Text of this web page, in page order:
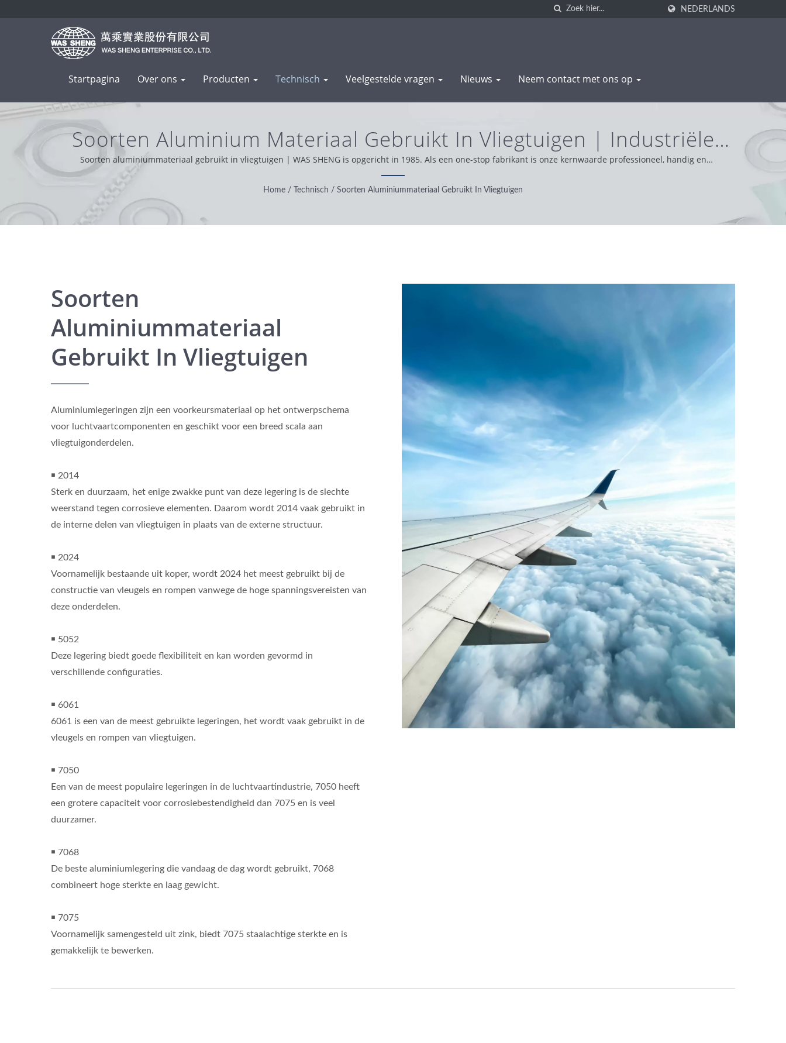
NEDERLANDS
Startpagina Over ons Producten Technisch Veelgestelde vragen Nieuws Neem contact met ons op
Soorten Aluminium Materiaal Gebruikt In Vliegtuigen | Industriële
Metaalcomponenten - Stempelen & Smeden Productie | WAS SHENG
Soorten aluminiummateriaal gebruikt in vliegtuigen | WAS SHENG is opgericht in 1985. Als een one-stop fabrikant is onze kernwaarde professioneel, handig en
probleemoplossend. Op basis van onze klantenondersteuning wereldwijd, werken we met integriteit, pragmatische en betrouwbare houding en bieden we de beste service
en producten.
Home / Technisch / Soorten Aluminiummateriaal Gebruikt In Vliegtuigen
Soorten
Aluminiummateriaal
Gebruikt In Vliegtuigen
Aluminiumlegeringen zijn een voorkeursmateriaal op het ontwerpschema
voor luchtvaartcomponenten en geschikt voor een breed scala aan
vliegtuigonderdelen.
￭ 2014
Sterk en duurzaam, het enige zwakke punt van deze legering is de slechte
weerstand tegen corrosieve elementen. Daarom wordt 2014 vaak gebruikt in
de interne delen van vliegtuigen in plaats van de externe structuur.
￭ 2024
Voornamelijk bestaande uit koper, wordt 2024 het meest gebruikt bij de
constructie van vleugels en rompen vanwege de hoge spanningsvereisten van
deze onderdelen.
￭ 5052
Deze legering biedt goede flexibiliteit en kan worden gevormd in
verschillende configuraties.
￭ 6061
6061 is een van de meest gebruikte legeringen, het wordt vaak gebruikt in de
vleugels en rompen van vliegtuigen.
￭ 7050
Een van de meest populaire legeringen in de luchtvaartindustrie, 7050 heeft
een grotere capaciteit voor corrosiebestendigheid dan 7075 en is veel
duurzamer.
￭ 7068
De beste aluminiumlegering die vandaag de dag wordt gebruikt, 7068
combineert hoge sterkte en laag gewicht.
￭ 7075
Voornamelijk samengesteld uit zink, biedt 7075 staalachtige sterkte en is
gemakkelijk te bewerken.